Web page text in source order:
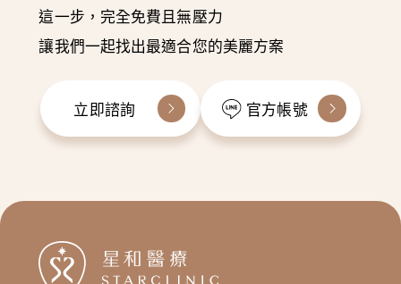
這一步，完全免費且無壓力
讓我們一起找出最適合您的美麗方案
立即諮詢 官方帳號